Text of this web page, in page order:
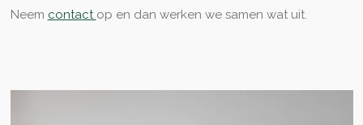
Neem contact op en dan werken we samen wat uit.